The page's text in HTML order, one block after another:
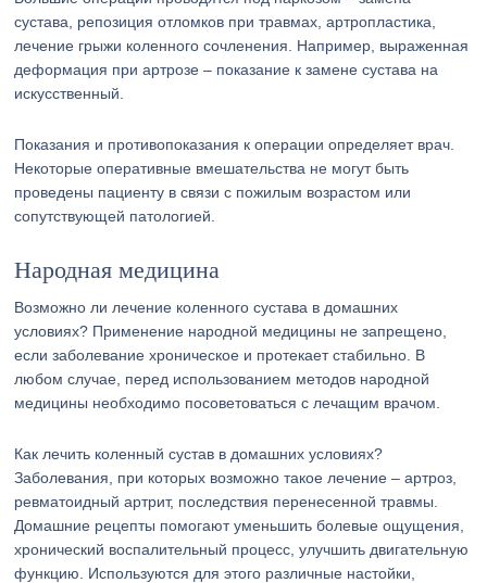
сустава, репозиция отломков при травмах, артропластика,
лечение грыжи коленного сочленения. Например, выраженная
деформация при артрозе – показание к замене сустава на
искусственный.
Показания и противопоказания к операции определяет врач.
Некоторые оперативные вмешательства не могут быть
проведены пациенту в связи с пожилым возрастом или
сопутствующей патологией.
Народная медицина
Возможно ли лечение коленного сустава в домашних
условиях? Применение народной медицины не запрещено,
если заболевание хроническое и протекает стабильно. В
любом случае, перед использованием методов народной
медицины необходимо посоветоваться с лечащим врачом.
Как лечить коленный сустав в домашних условиях?
Заболевания, при которых возможно такое лечение – артроз,
ревматоидный артрит, последствия перенесенной травмы.
Домашние рецепты помогают уменьшить болевые ощущения,
хронический воспалительный процесс, улучшить двигательную
функцию. Используются для этого различные настойки,